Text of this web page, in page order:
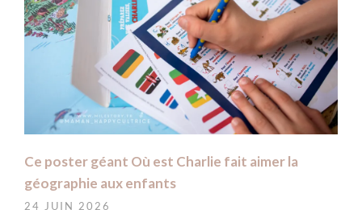
Ce poster géant Où est Charlie fait aimer la
géographie aux enfants
24 JUIN 2026